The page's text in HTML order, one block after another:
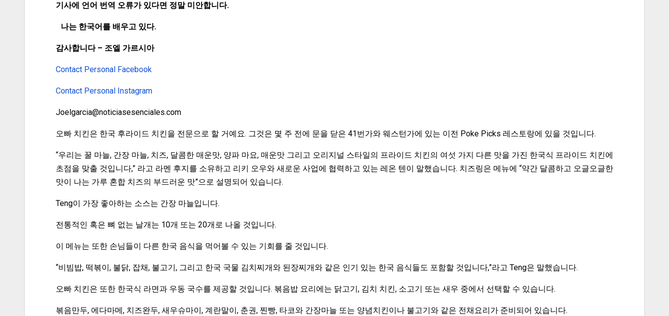
기사에 언어 번역 오류가 있다면 정말 미안합니다.
나는 한국어를 배우고 있다.
감사합니다 – 조엘 가르시아
Contact Personal Facebook
Contact Personal Instagram
Joelgarcia@noticiasesenciales.com
오빠 치킨은 한국 후라이드 치킨을 전문으로 할 거예요. 그것은 몇 주 전에 문을 닫은 41번가와 웨스턴가에 있는 이전 Poke Picks 레스토랑에 있을 것입니다.
“우리는 꿀 마늘, 간장 마늘, 치즈, 달콤한 매운맛, 양파 마요, 매운맛 그리고 오리지널 스타일의 프라이드 치킨의 여섯 가지 다른 맛을 가진 한국식 프라이드 치킨에
초점을 맞출 것입니다,” 라고 라멘 후지를 소유하고 리키 오우와 새로운 사업에 협력하고 있는 레온 텐이 말했습니다. 치즈링은 메뉴에 “약간 달콤하고 오글오글한
맛이 나는 가루 혼합 치즈의 부드러운 맛”으로 설명되어 있습니다.
Teng이 가장 좋아하는 소스는 간장 마늘입니다.
전통적인 혹은 뼈 없는 날개는 10개 또는 20개로 나올 것입니다.
이 메뉴는 또한 손님들이 다른 한국 음식을 먹어볼 수 있는 기회를 줄 것입니다.
“비빔밥, 떡볶이, 불닭, 잡채, 불고기, 그리고 한국 국물 김치찌개와 된장찌개와 같은 인기 있는 한국 음식들도 포함할 것입니다,”라고 Teng은 말했습니다.
오빠 치킨은 또한 한국식 라면과 우동 국수를 제공할 것입니다. 볶음밥 요리에는 닭고기, 김치 치킨, 소고기 또는 새우 중에서 선택할 수 있습니다.
볶음만두, 에다마메, 치즈완두, 새우슈마이, 계란말이, 춘권, 찐빵, 타코와 간장마늘 또는 양념치킨이나 불고기와 같은 전채요리가 준비되어 있습니다.